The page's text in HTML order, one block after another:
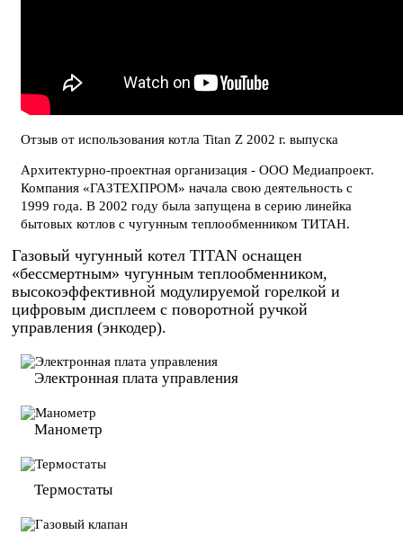
Отзыв от использования котла Titan Z 2002 г. выпуска
Архитектурно-проектная организация - ООО Медиапроект.
Компания «ГАЗТЕХПРОМ» начала свою деятельность с
1999 года. В 2002 году была запущена в серию линейка
бытовых котлов с чугунным теплообменником ТИТАН.
Газовый чугунный котел TITAN оснащен
«бессмертным» чугунным теплообменником,
высокоэффективной модулируемой горелкой и
цифровым дисплеем с поворотной ручкой
управления (энкодер).
Электронная плата управления
Манометр
Термостаты